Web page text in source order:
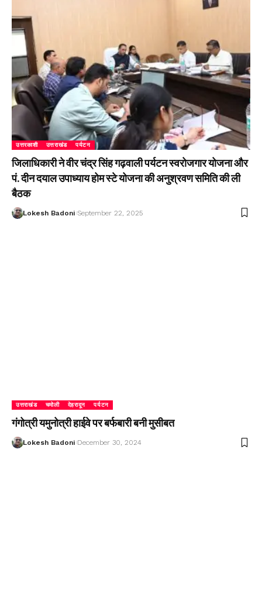
उत्तरकाशी उत्तराखंड पर्यटन
जिलाधिकारी ने वीर चंद्र सिंह गढ़वाली पर्यटन स्वरोजगार योजना और
पं. दीन दयाल उपाध्याय होम स्टे योजना की अनुश्रवण समिति की ली
बैठक
Lokesh Badoni September 22, 2025
उत्तराखंड चमोली देहरादून पर्यटन
गंगोत्री यमुनोत्री हाईवे पर बर्फबारी बनी मुसीबत
Lokesh Badoni December 30, 2024